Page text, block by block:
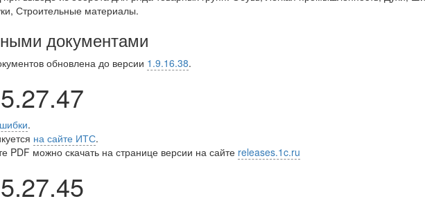
Строительные материалы.
документами
обновлена до версии 1.9.16.38.
.
на сайте ИТС.
PDF можно скачать на странице версии на сайте releases.1c.ru